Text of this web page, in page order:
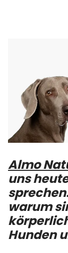
Almo
uns
warum
Hunden